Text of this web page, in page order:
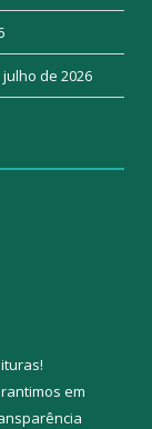
julho de 2026
!
em